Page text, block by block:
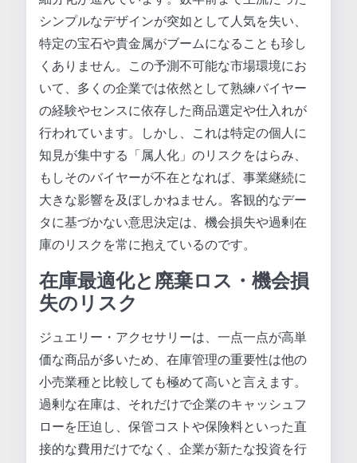
シンプルなデザインが突如として人気を失い、
特定の宝石や貴金属がブームになることも珍し
くありません。この予測不可能な市場環境にお
いて、多くの企業では依然として熟練バイヤー
の経験やセンスに依存した商品選定や仕入れが
行われています。しかし、これは特定の個人に
知見が集中する「属人化」のリスクをはらみ、
もしそのバイヤーが不在となれば、事業継続に
大きな影響を及ぼしかねません。客観的なデー
タに基づかない意思決定は、機会損失や過剰在
庫のリスクを常に抱えているのです。
在庫最適化と廃棄ロス・機会損
失のリスク
ジュエリー・アクセサリーは、一点一点が高単
価な商品が多いため、在庫管理の重要性は他の
小売業種と比較しても極めて高いと言えます。
過剰な在庫は、それだけで企業のキャッシュフ
ローを圧迫し、保管コストや保険料といった直
接的な費用だけでなく、企業が新たな投資を行